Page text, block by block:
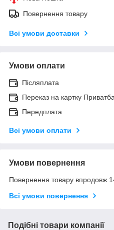
Повернення товару
Всі умови доставки
Умови оплати
Післяплата
Переказ на картку
Передплата
Всі умови оплати
Умови повернення
Повернення товару впродовж
Всі умови повернення
Подібні товари компанії